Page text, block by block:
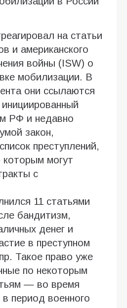
на статьи
и американского
войны (ISW) о
мобилизации. В
они ссылаются
РФ и недавно
закон,
преступлений,
могут
с
11 статьями
бандитизм,
денег и
в преступном
Такое право уже
по некоторым
— во время
период военного